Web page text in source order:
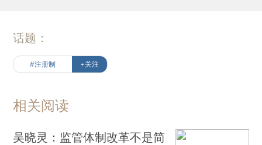
话题：
#注册制 +关注
相关阅读
吴晓灵：监管体制改革不是简